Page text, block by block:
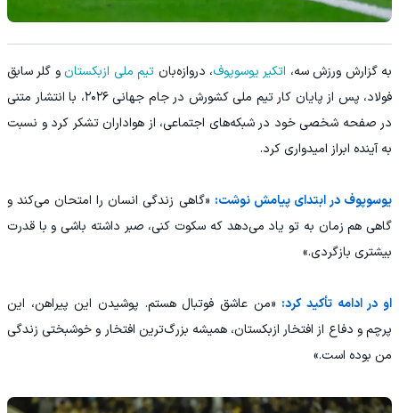
به گزارش ورزش سه، اتکیر یوسوپوف، دروازه‌بان تیم ملی ازبکستانو گلر سابق
فولاد، پس از پایان کار تیم ملی کشورش در جام جهانی ۲۰۲۶، با انتشار متنی
در صفحه شخصی خود در شبکه‌های اجتماعی، از هواداران تشکر کرد و نسبت
به آینده ابراز امیدواری کرد.
یوسوپوف در ابتدای پیامش نوشت: «گاهی زندگی انسان را امتحان می‌کند و
گاهی هم زمان به تو یاد می‌دهد که سکوت کنی، صبر داشته باشی و با قدرت
بیشتری بازگردی.»
او در ادامه تأکید کرد: «من عاشق فوتبال هستم. پوشیدن این پیراهن، این
پرچم و دفاع از افتخار ازبکستان، همیشه بزرگ‌ترین افتخار و خوشبختی زندگی
من بوده است.»